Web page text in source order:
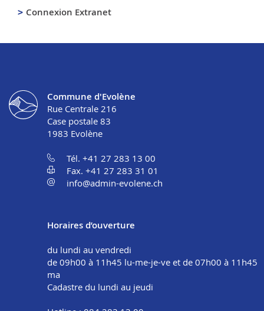
Connexion Extranet
Commune d'Evolène
Rue Centrale 216
Case postale 83
1983 Evolène
Tél. +41 27 283 13 00
Fax. +41 27 283 31 01
info@admin-evolene.ch
Horaires d’ouverture
du lundi au vendredi
de 09h00 à 11h45 lu-me-je-ve et de 07h00 à 11h45
ma
Cadastre du lundi au jeudi